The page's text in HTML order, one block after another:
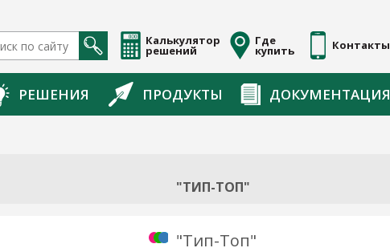
Калькулятор
решений
Где
купить Контакты
РЕШЕНИЯ ПРОДУКТЫ ДОКУМЕНТАЦИЯ
"ТИП-ТОП"
"Тип-Топ"